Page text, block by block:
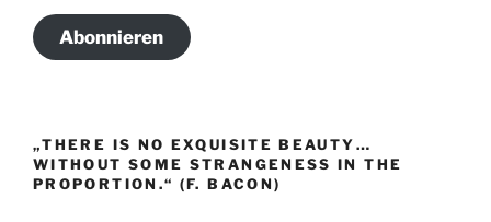
Abonnieren
„THERE IS NO EXQUISITE BEAUTY…
WITHOUT SOME STRANGENESS IN THE
PROPORTION.“ (F. BACON)